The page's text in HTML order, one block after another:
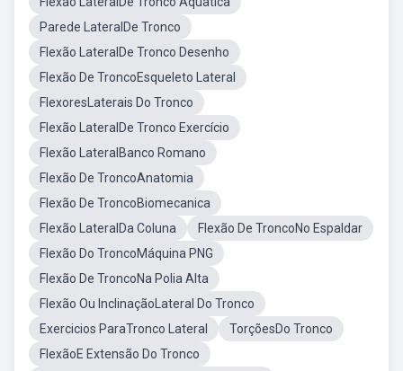
Parede LateralDe Tronco
Flexão LateralDe Tronco Desenho
Flexão De TroncoEsqueleto Lateral
FlexoresLaterais Do Tronco
Flexão LateralDe Tronco Exercício
Flexão LateralBanco Romano
Flexão De TroncoAnatomia
Flexão De TroncoBiomecanica
Flexão LateralDa Coluna
Flexão De TroncoNo Espaldar
Flexão Do TroncoMáquina PNG
Flexão De TroncoNa Polia Alta
Flexão Ou InclinaçãoLateral Do Tronco
Exercicios ParaTronco Lateral
TorçõesDo Tronco
FlexãoE Extensão Do Tronco